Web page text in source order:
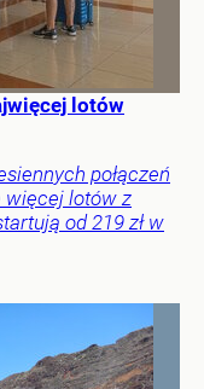
lotów
połączeń
więcej lotów z
od 219 zł w